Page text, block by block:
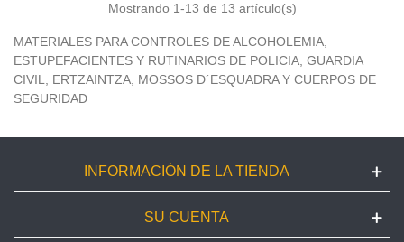
Mostrando 1-13 de 13 artículo(s)
MATERIALES PARA CONTROLES DE ALCOHOLEMIA,
ESTUPEFACIENTES Y RUTINARIOS DE POLICIA, GUARDIA
CIVIL, ERTZAINTZA, MOSSOS D´ESQUADRA Y CUERPOS DE
SEGURIDAD
INFORMACIÓN DE LA TIENDA
SU CUENTA